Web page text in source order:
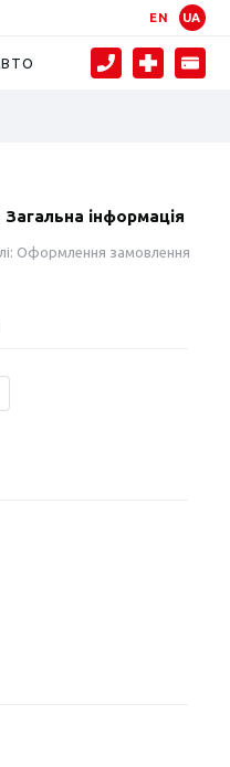
EN UA
Загальна інформація
Оформлення замовлення